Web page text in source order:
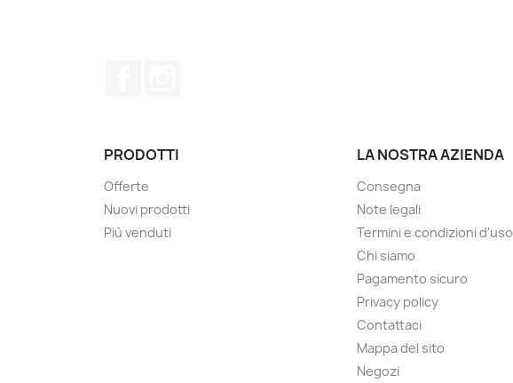
PRODOTTI
Offerte
Nuovi prodotti
Più venduti
LA NOSTRA AZIENDA
Consegna
Note legali
Termini e condizioni d'uso
Chi siamo
Pagamento sicuro
Privacy policy
Contattaci
Mappa del sito
Negozi